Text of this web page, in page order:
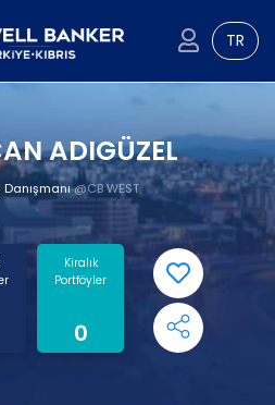
TR
ADIGÜZEL
@CB WEST
Kiralık
Portföyler
0